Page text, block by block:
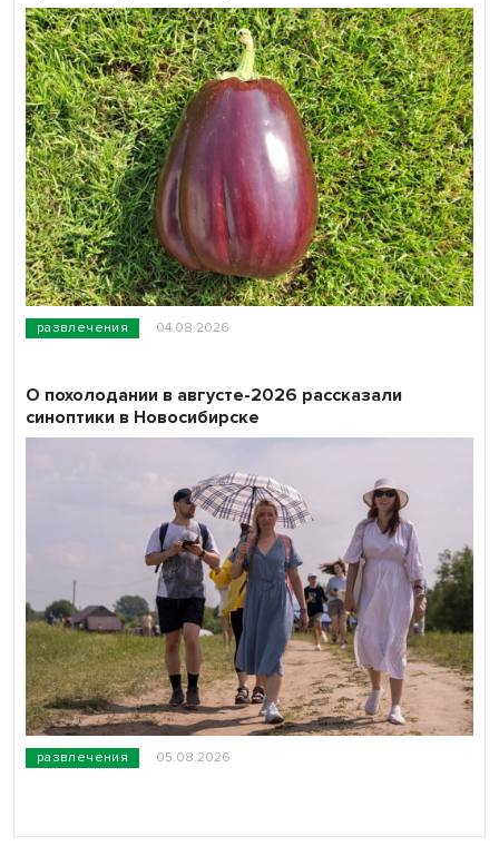
развлечения 04.08.2026
развлечения 05.08.2026
О похолодании в августе-2026 рассказали
синоптики в Новосибирске